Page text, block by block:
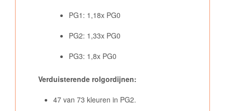
PG1: 1,18x PG0
PG2: 1,33x PG0
PG3: 1,8x PG0
Verduisterende rolgordijnen:
47 van 73 kleuren in PG2.